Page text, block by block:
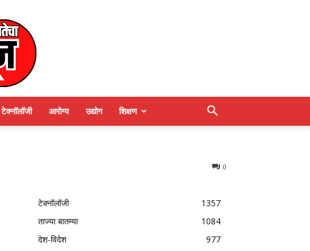
टेक्नॉलॉजी आरोग्य उद्योग शिक्षण
0
टेक्नॉलॉजी
1357
ताज्या बातम्या
1084
देश-विदेश
977